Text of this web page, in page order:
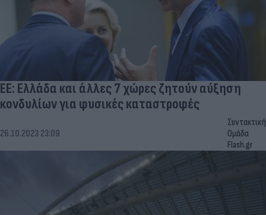
ΕΕ: Ελλάδα και άλλες 7 χώρες ζητούν αύξηση
κονδυλίων για φυσικές καταστροφές
26.10.2023 23:09
Συντακτική
Ομάδα
Flash.gr